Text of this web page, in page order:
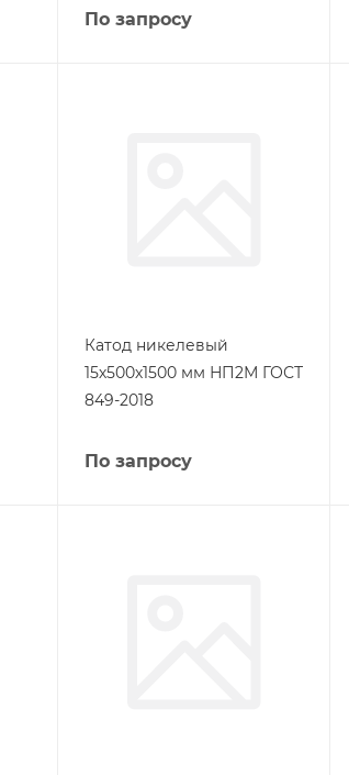
По запросу
Катод никелевый
15х500х1500 мм НП2М ГОСТ
849-2018
По запросу